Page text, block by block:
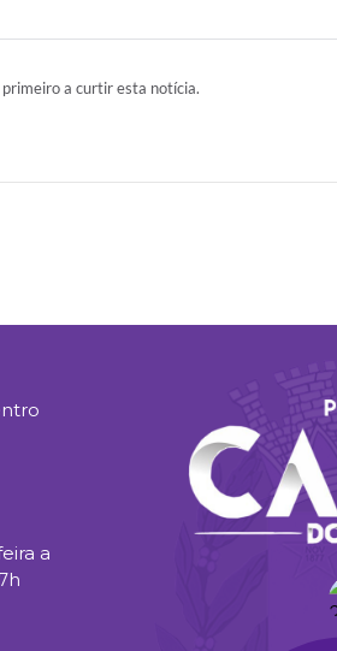
primeiro a curtir esta notícia.
a